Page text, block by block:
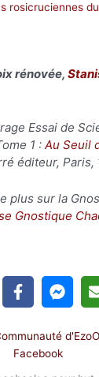
rosicruciennes
rénovée,
Essai de
1 :Au Seuil
éditeur, Paris,
plus sur la
Gnostique
Facebook